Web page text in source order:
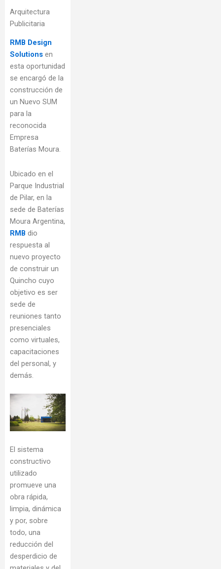
Arquitectura
Publicitaria
RMB Design
Solutions en
esta oportunidad
se encargó de la
construcción de
un Nuevo SUM
para la
reconocida
Empresa
Baterías Moura.
Ubicado en el
Parque Industrial
de Pilar, en la
sede de Baterías
Moura Argentina,
RMB dio
respuesta al
nuevo proyecto
de construir un
Quincho cuyo
objetivo es ser
sede de
reuniones tanto
presenciales
como virtuales,
capacitaciones
del personal, y
demás.
El sistema
constructivo
utilizado
promueve una
obra rápida,
limpia, dinámica
y por, sobre
todo, una
reducción del
desperdicio de